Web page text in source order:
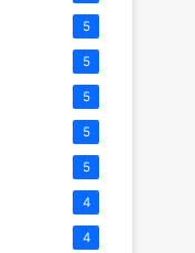
5
5
5
5
5
4
4